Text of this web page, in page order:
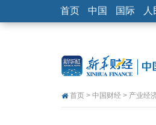
首页 中国 国际 人
首页 > 中国财经 > 产业经